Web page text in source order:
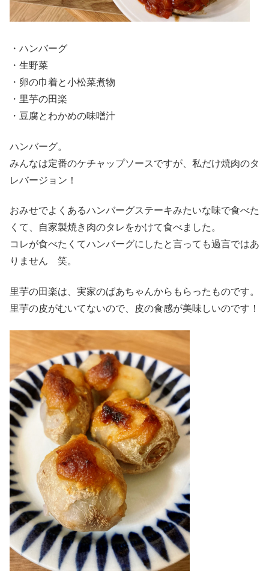
・ハンバーグ
・生野菜
・卵の巾着と小松菜煮物
・里芋の田楽
・豆腐とわかめの味噌汁
ハンバーグ。
みんなは定番のケチャップソースですが、私だけ焼肉のタ
レバージョン！
おみせでよくあるハンバーグステーキみたいな味で食べた
くて、自家製焼き肉のタレをかけて食べました。
コレが食べたくてハンバーグにしたと言っても過言ではあ
りません 笑。
里芋の田楽は、実家のばあちゃんからもらったものです。
里芋の皮がむいてないので、皮の食感が美味しいのです！